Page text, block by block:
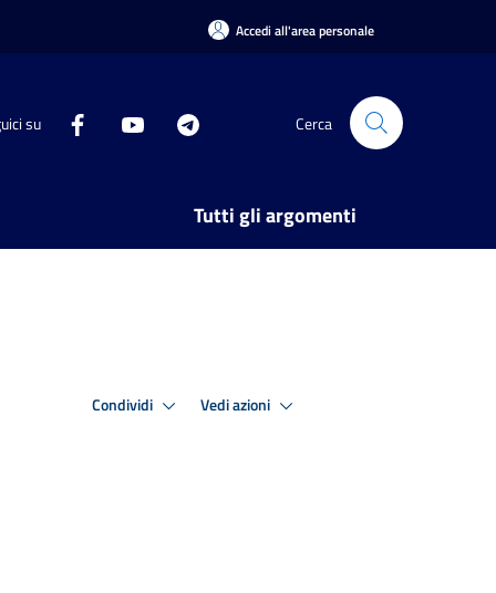
Accedi all'area personale
su Cerca
Tutti gli argomenti
Condividi Vedi azioni